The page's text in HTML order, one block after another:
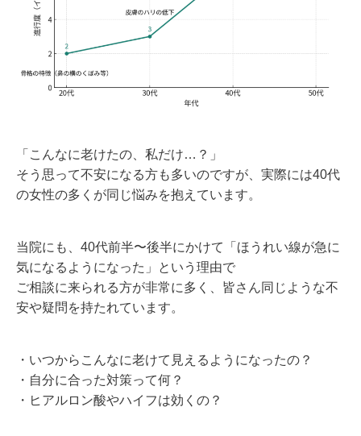
「こんなに老けたの、私だけ…？」
そう思って不安になる方も多いのですが、実際には40代
の女性の多くが同じ悩みを抱えています。
当院にも、40代前半〜後半にかけて「ほうれい線が急に
気になるようになった」という理由で
ご相談に来られる方が非常に多く、皆さん同じような不
安や疑問を持たれています。
・いつからこんなに老けて見えるようになったの？
・自分に合った対策って何？
・ヒアルロン酸やハイフは効くの？